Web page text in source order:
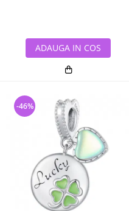
ADAUGA IN COS
-46%